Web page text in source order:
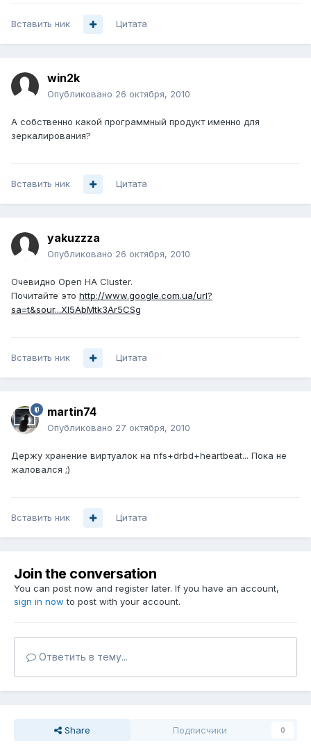
Вставить ник Цитата
win2k
Опубликовано 26 октября, 2010
А собственно какой программный продукт именно для
зеркалирования?
Вставить ник Цитата
yakuzzza
Опубликовано 26 октября, 2010
Очевидно Open HA Cluster.
Почитайте это http://www.google.com.ua/url?
sa=t&sour...Xl5AbMtk3Ar5CSg
Вставить ник Цитата
martin74
Опубликовано 27 октября, 2010
Держу хранение виртуалок на nfs+drbd+heartbeat... Пока не
жаловался ;)
Вставить ник Цитата
Join the conversation
You can post now and register later. If you have an account,
sign in now to post with your account.
Ответить в тему...
Share Подписчики 0